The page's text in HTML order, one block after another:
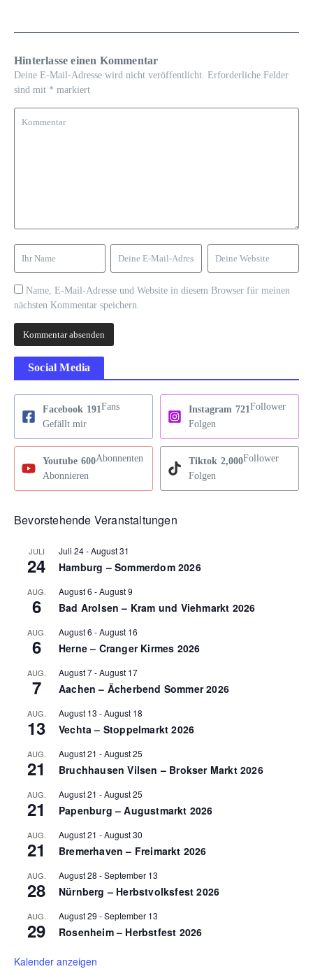
Hinterlasse einen Kommentar
Deine E-Mail-Adresse wird nicht veröffentlicht. Erforderliche Felder
sind mit * markiert
Name, E-Mail-Adresse und Website in diesem Browser für meinen
nächsten Kommentar speichern.
Social Media
Facebook 191Fans
Gefällt mir
Instagram 721Follower
Folgen
Youtube 600Abonnenten
Abonnieren
Tiktok 2,000Follower
Folgen
Bevorstehende Veranstaltungen
JULI
24
Juli 24-August 31
Hamburg – Sommerdom 2026
AUG.
6
August 6 -August 9
Bad Arolsen – Kram und Viehmarkt 2026
AUG.
6
August 6 -August 16
Herne – Cranger Kirmes 2026
AUG.
7
August 7-August 17
Aachen – Ächerbend Sommer 2026
AUG.
13
August 13 -August 18
Vechta – Stoppelmarkt 2026
AUG.
21
August 21 -August 25
Bruchhausen Vilsen – Brokser Markt 2026
AUG.
21
August 21 -August 25
Papenburg – Augustmarkt 2026
AUG.
21
August 21 -August 30
Bremerhaven – Freimarkt 2026
AUG.
28
August 28 -September 13
Nürnberg – Herbstvolksfest 2026
AUG.
29
August 29 -September 13
Rosenheim – Herbstfest 2026
Kalender anzeigen